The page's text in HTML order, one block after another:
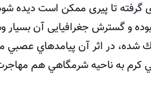
گرفته تا پیری ممکن است دیده
و گسترش جغرافیایی آن
در اثر آن پيامدهاي عصبي
كرم‌ به‌ ناحيه‌ شرمگاهي‌ هم‌